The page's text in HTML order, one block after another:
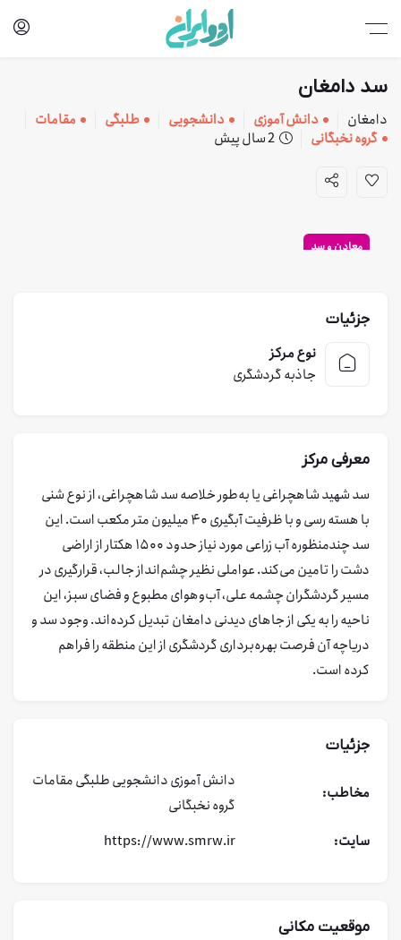
سد دامغان
دامغان دانش آموزی دانشجویی طلبگی
مقامات
گروه نخبگانی
معادن و سد
جزئیات
نوع مرکز
جاذبه گردشگری
معرفی مرکز
سد شهید شاهچراغی یا به‌طور خلاصه سد شاهچراغی، از نوع شنی
با هسته رسی و با ظرفیت آبگیری ۴۰ میلیون متر مکعب است. این
سد چندمنظوره آب زراعی مورد نیاز حدود ۱۵۰۰ هکتار از اراضی
دشت را تامین می‌کند. عواملی نظیر چشم‌انداز جالب، قرارگیری در
مسیر گردشگران چشمه علی، آب‌و‌هوای مطبوع و فضای سبز، این
ناحیه را به یکی از جاهای دیدنی دامغان تبدیل کرده‌اند. وجود سد و
دریاچه آن فرصت بهره‌برداری گردشگری از این منطقه را فراهم
کرده است.
جزئیات
مخاطب:
دانش آموزیدانشجوییطلبگیمقامات
گروه نخبگانی
سایت:
https://www.smrw.ir
موقعیت مکانی